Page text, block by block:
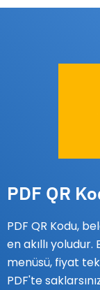
PDF QR
PDF QR Kodu,
en akıllı
menüsü, fiyat
PDF'te